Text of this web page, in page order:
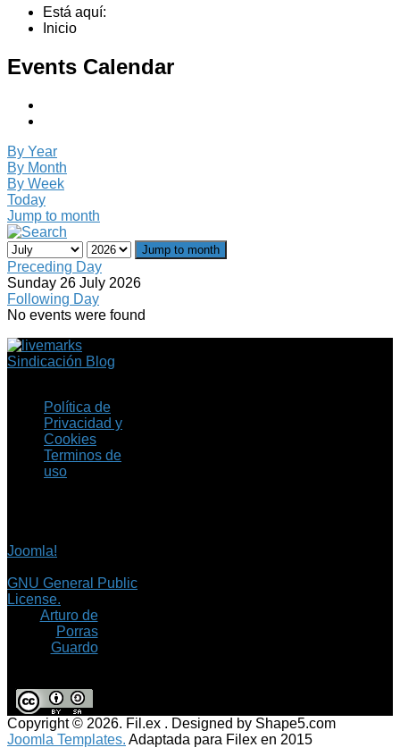
Está aquí:
Inicio
Events Calendar
By Year
By Month
By Week
Today
Jump to month
Jump to month
Preceding Day
Sunday 26 July 2026
Following Day
No events were found
Sindicación Blog
Política de
Privacidad y
Cookies
Terminos de
uso
Joomla!
GNU General Public
License.
Arturo de
Porras
Guardo
Copyright © 2026. Fil.ex . Designed by Shape5.com
Joomla Templates. Adaptada para Filex en 2015